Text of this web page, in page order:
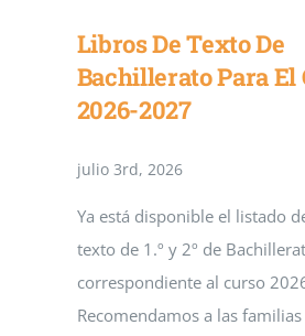
Libros De Texto De
Bachillerato Para El
2026-2027
julio 3rd, 2026
Ya está disponible el listado
texto de 1.º y 2º de
correspondiente al curso
Recomendamos a las